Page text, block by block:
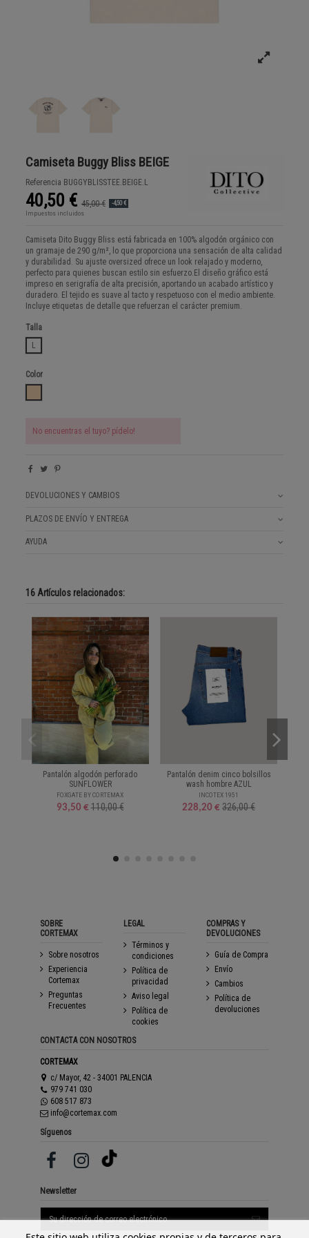
Camiseta Buggy Bliss BEIGE
Referencia BUGGYBLISSTEE.BEIGE.L
40,50 € 45,00 € -4,50 €
Impuestos incluidos
Camiseta Dito Buggy Bliss está fabricada en 100% algodón orgánico con
un gramaje de 290 g/m², lo que proporciona una sensación de alta calidad
y durabilidad. Su ajuste oversized ofrece un look relajado y moderno,
perfecto para quienes buscan estilo sin esfuerzo.El diseño gráfico está
impreso en serigrafía de alta precisión, aportando un acabado artístico y
duradero. El tejido es suave al tacto y respetuoso con el medio ambiente.
Incluye etiquetas de detalle que refuerzan el carácter premium.
Talla
L
Color
No encuentras el tuyo? pídelo!
DEVOLUCIONES Y CAMBIOS
PLAZOS DE ENVÍO Y ENTREGA
AYUDA
16 Artículos relacionados:
Pantalón algodón perforado
SUNFLOWER
FOXGATE BY CORTEMAX
93,50 € 110,00 €
Pantalón denim cinco bolsillos
wash hombre AZUL
INCOTEX 1951
228,20 € 326,00 €
SOBRE
CORTEMAX
Sobre nosotros
Experiencia
Cortemax
Preguntas
Frecuentes
LEGAL
Términos y
condiciones
Política de
privacidad
Aviso legal
Política de
cookies
COMPRAS Y
DEVOLUCIONES
Guía de Compra
Envío
Cambios
Política de
devoluciones
CONTACTA CON NOSOTROS
CORTEMAX
c/ Mayor, 42 - 34001 PALENCIA
979 741 030
608 517 873
info@cortemax.com
Síguenos
Newsletter